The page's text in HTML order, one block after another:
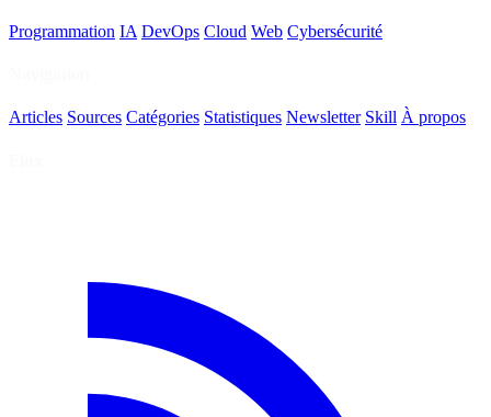
Programmation IA DevOps Cloud Web Cybersécurité
Articles Sources Catégories Statistiques Newsletter Skill À propos